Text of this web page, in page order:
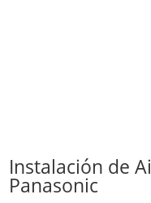
Instalación de
Panasonic